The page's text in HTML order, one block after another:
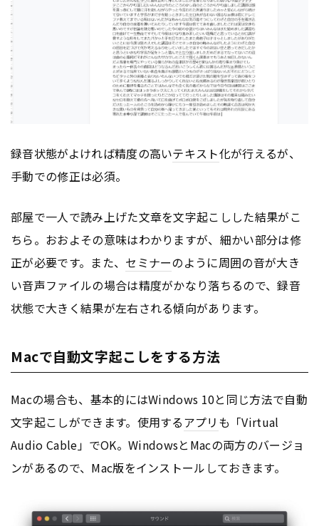
録音状態がよければ精度の高いテキスト化が行えるが、
手動での修正は必須。
部屋で一人で読み上げた文章を文字起こしした結果がこ
ちら。おおよその意味はわかりますが、細かい部分は修
正が必要です。また、 セミナーのように周囲の音が大き
い音声ファイルの場合は精度がかなり落ちるので、録音
状態で大きく結果が左右される傾向があります。
Macで自動文字起こしをする方法
Macの場合も、基本的にはWindows 10と同じ方法で自動
文字起こしができます。使用するアプリ も「Virtual
Audio Cable」でOK。WindowsとMacの両方のバージョ
ンがあるので、Mac版をインストールしておきます。